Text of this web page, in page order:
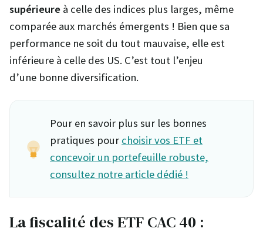
supérieure à celle des indices plus larges, même
comparée aux marchés émergents ! Bien que sa
performance ne soit du tout mauvaise, elle est
inférieure à celle des US. C’est tout l’enjeu
d’une bonne diversification.
Pour en savoir plus sur les bonnes
pratiques pour choisir vos ETF et
concevoir un portefeuille robuste,
consultez notre article dédié !
La fiscalité des ETF CAC 40 :